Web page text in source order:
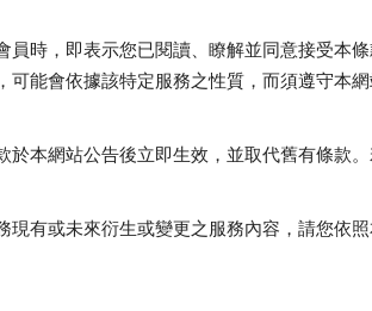
時，即表示您已閱讀、瞭解並同意接受本
能會依據該特定服務之性質，而須遵守本
於本網站公告後立即生效，並取代舊有條款
現有或未來衍生或變更之服務內容，請您依